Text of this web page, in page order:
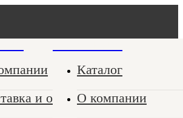
и оплата
Каталог
О компании